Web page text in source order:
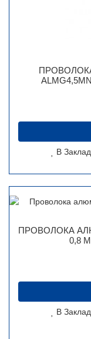
В
ПРОВОЛОКА
0,8
В